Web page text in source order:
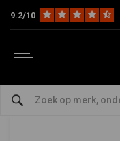
9.2/10
The Biker Shoes
bekijk alles
Detroit 8" S3
Donkerbruin |
0/5 (0 reviews)